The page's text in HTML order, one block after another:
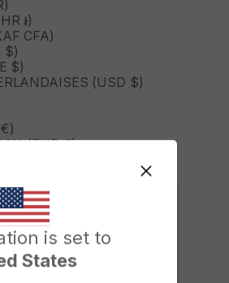
is set to
States
region
៛)
CFA)
$)
$)
(USD $)
(EUR €)
(XAF CFA)
(KRW ₩)
₡)
€)
$)
(XOF FR)